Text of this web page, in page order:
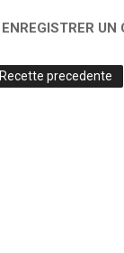
ENREGISTRER UN
Recette precedente